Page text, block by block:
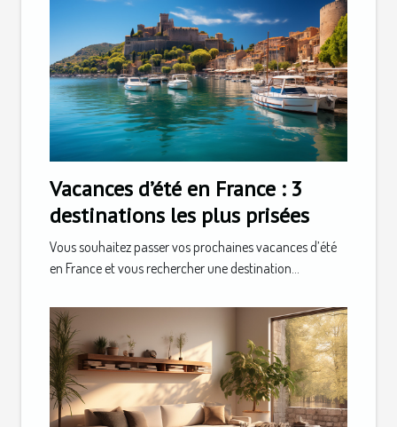
Vacances d’été en France : 3
destinations les plus prisées
Vous souhaitez passer vos prochaines vacances d’été
en France et vous rechercher une destination...